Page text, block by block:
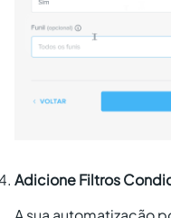
Adicione Filtros